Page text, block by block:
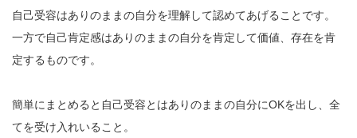
自己受容はありのままの自分を理解して認めてあげることです。
一方で自己肯定感はありのままの自分を肯定して価値、存在を肯
定するものです。
簡単にまとめると自己受容とはありのままの自分にOKを出し、全
てを受け入れいること。